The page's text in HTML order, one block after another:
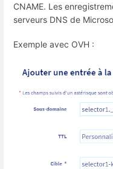
CNAME. Les
serveurs DNS de
Exemple avec OVH :